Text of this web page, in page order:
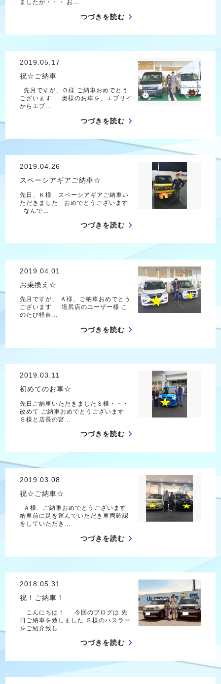
ましたが・・・ お…
つづきを読む
2019.05.17
祝☆ご納車
先月ですが、Ｏ様 ご納車おめでとう
ございます 奥様のお車を、エブリイ
からエブ…
つづきを読む
2019.04.26
スペーシアギアご納車☆
先日、Ｋ様 スペーシアギアご納車い
ただきました おめでとうございます
なんで…
つづきを読む
2019.04.01
お乗換え☆
先月ですが、 Ａ様、ご納車おめでとう
ございます 塩尻店のユーザー様 こ
のたび軽自…
つづきを読む
2019.03.11
初めてのお車☆
先日ご納車いただきましたＳ様・・・
改めて ご納車おめでとうございます
Ｓ様と店長の宮…
つづきを読む
2019.03.08
祝☆ご納車☆
Ａ様、ご納車おめでとうございます
納車前に足を運んでいただき車両確認
をしていただき…
つづきを読む
2018.05.31
祝！ご納車！
こんにちは！ 今回のブログは 先
日ご納車を致しました Ｓ様のハスラー
をご紹介致し…
つづきを読む